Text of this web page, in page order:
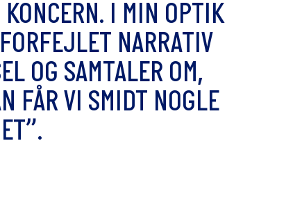
KONCERN. I MIN OPTIK
FORFEJLET NARRATIV
EL OG SAMTALER OM,
N FÅR VI SMIDT NOGLE
ET”.